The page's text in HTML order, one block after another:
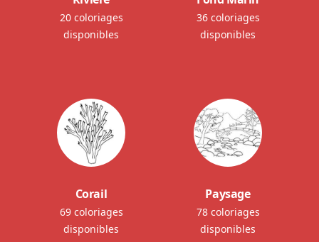
20 coloriages
disponibles
36 coloriages
disponibles
Corail
69 coloriages
disponibles
Paysage
78 coloriages
disponibles